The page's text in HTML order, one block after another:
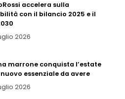
accelera sulla
con il bilancio 2025 e il
2026
marrone conquista l’estate
essenziale da avere
2026